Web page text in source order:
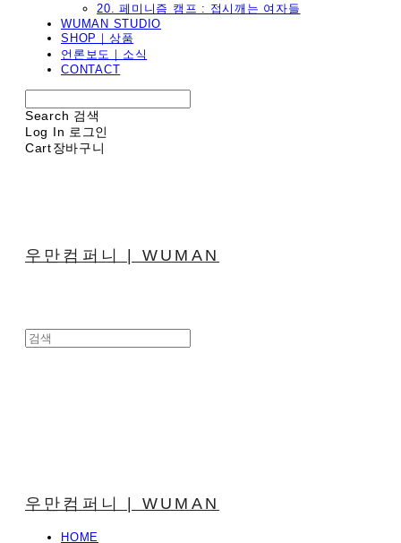
20. 페미니즘 캠프 : 접시깨는 여자들
WUMAN STUDIO
SHOP｜상품
언론보도｜소식
CONTACT
Search 검색
Log In 로그인
Cart장바구니
우만컴퍼니 | WUMAN
우만컴퍼니 | WUMAN
HOME